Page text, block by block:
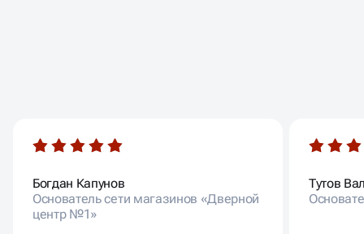
Богдан Капунов
Основатель сети магазинов «Дверной
центр №1»
Тутов